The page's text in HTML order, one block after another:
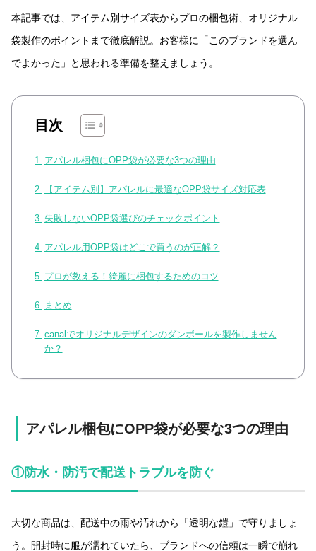
本記事では、アイテム別サイズ表からプロの梱包術、オリジナル
袋製作のポイントまで徹底解説。お客様に「このブランドを選ん
でよかった」と思われる準備を整えましょう。
目次
アパレル梱包にOPP袋が必要な3つの理由
【アイテム別】アパレルに最適なOPP袋サイズ対応表
失敗しないOPP袋選びのチェックポイント
アパレル用OPP袋はどこで買うのが正解？
プロが教える！綺麗に梱包するためのコツ
まとめ
canalでオリジナルデザインのダンボールを製作しません
か？
アパレル梱包にOPP袋が必要な3つの理由
①防水・防汚で配送トラブルを防ぐ
大切な商品は、配送中の雨や汚れから「透明な鎧」で守りましょ
う。開封時に服が濡れていたら、ブランドへの信頼は一瞬で崩れ